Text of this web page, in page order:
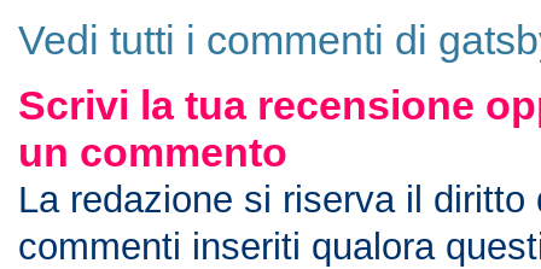
Vedi tutti i commenti di
Scrivi la tua recensione
un commento
La redazione si riserva il diritto
commenti inseriti qualora